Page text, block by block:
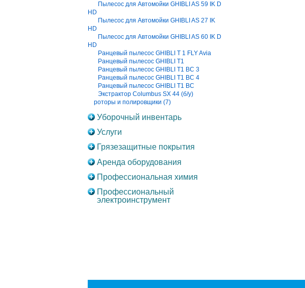
Пылесос для Автомойки GHIBLI AS 59 IK D
HD
Пылесос для Автомойки GHIBLI AS 27 IK
HD
Пылесос для Автомойки GHIBLI AS 60 IK D
HD
Ранцевый пылесос GHIBLI T 1 FLY Avia
Ранцевый пылесос GHIBLI T1
Ранцевый пылесос GHIBLI T1 BC 3
Ранцевый пылесос GHIBLI T1 BC 4
Ранцевый пылесос GHIBLI T1 BC
Экстрактор Columbus SX 44 (б/у)
роторы и полировщики (7)
Уборочный инвентарь
Услуги
Грязезащитные покрытия
Аренда оборудования
Профессиональная химия
Профессиональный
электроинструмент